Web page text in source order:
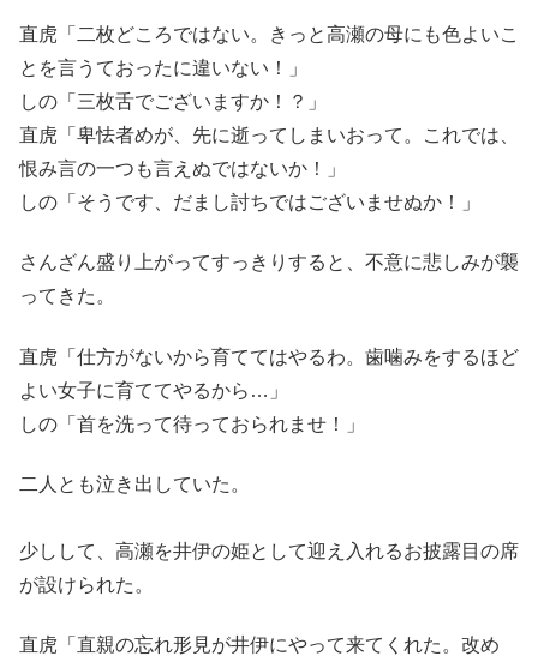
直虎「二枚どころではない。きっと高瀬の母にも色よいこ
とを言うておったに違いない！」
しの「三枚舌でございますか！？」
直虎「卑怯者めが、先に逝ってしまいおって。これでは、
恨み言の一つも言えぬではないか！」
しの「そうです、だまし討ちではございませぬか！」
さんざん盛り上がってすっきりすると、不意に悲しみが襲
ってきた。
直虎「仕方がないから育ててはやるわ。歯噛みをするほど
よい女子に育ててやるから…」
しの「首を洗って待っておられませ！」
二人とも泣き出していた。
少しして、高瀬を井伊の姫として迎え入れるお披露目の席
が設けられた。
直虎「直親の忘れ形見が井伊にやって来てくれた。改め